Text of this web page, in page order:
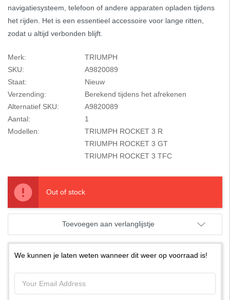
navigatiesysteem, telefoon of andere apparaten opladen tijdens
het rijden. Het is een essentieel accessoire voor lange ritten,
zodat u altijd verbonden blijft.
Merk:
TRIUMPH
SKU:
A9820089
Staat:
Nieuw
Verzending:
Berekend tijdens het afrekenen
Alternatief SKU:
A9820089
Aantal:
1
Modellen:
TRIUMPH ROCKET 3 R
TRIUMPH ROCKET 3 GT
TRIUMPH ROCKET 3 TFC
Out of stock
Toevoegen aan verlanglijstje
We kunnen je laten weten wanneer dit weer op voorraad is!